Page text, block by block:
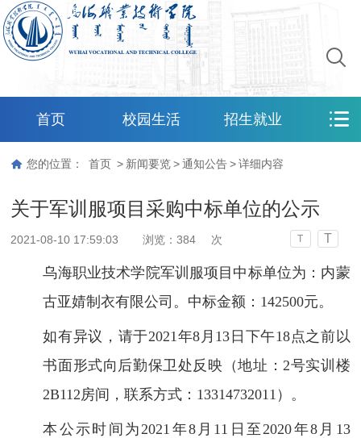
首页 校园生活 招生就业
您的位置： 首页 > 新闻要览 > 通知公告 > 详细内容
关于军训服项目采购中标单位的公示
2021-08-10 17:59:03 浏览：384 次 T T
乌海职业技术学院军训服项目 中标单位为：内蒙
古亚婧制衣有限公司。中标金额： 142500元。
如有异议，请于2021年8月13 日下午18点之前以
书面形式向后勤保卫处反映（地址：2号实训楼
2B112房间，联系方式：13314732011）。
本公示时间为 2021年8月11 日至 2020年8月13